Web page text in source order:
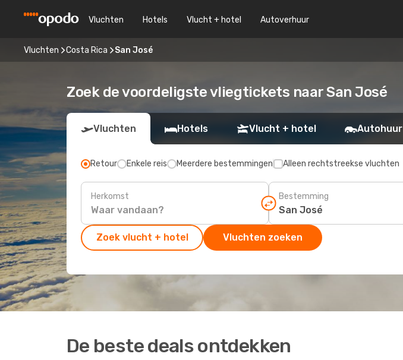
Vluchten Hotels Vlucht + hotel Autoverhuur
Vluchten Costa Rica San José
Zoek de voordeligste vliegtickets naar San José
Vluchten Hotels Vlucht + hotel Autohuur
Retour Enkele reis Meerdere bestemmingen Alleen rechtstreekse vluchten
Herkomst Bestemming
Zoek vlucht + hotel Vluchten zoeken
De beste deals ontdekken